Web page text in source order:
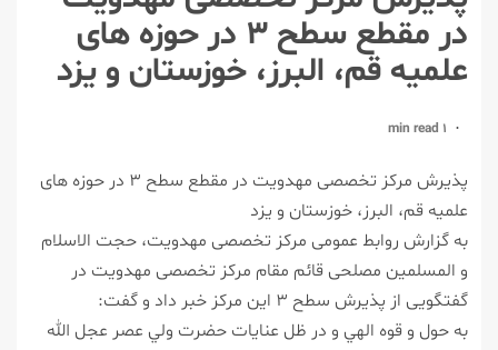
در مقطع سطح ۳ در حوزه های
علميه قم، البرز، خوزستان و يزد
1 min read
پذیرش مركز تخصصی مهدویت در مقطع سطح ۳ در حوزه های
علميه قم، البرز، خوزستان و يزد
به گزارش روابط عمومی مركز تخصصی مهدویت، حجت الاسلام
و المسلمین مصلحی قائم مقام مركز تخصصی مهدویت در
گفتگویی از پذیرش سطح ۳ این مركز خبر داد و گفت:
به حول و قوه الهي و در ظل عنايات حضرت ولي عصر عجل الله